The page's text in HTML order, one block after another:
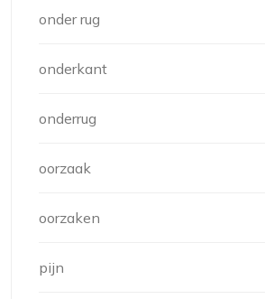
onder rug
onderkant
onderrug
oorzaak
oorzaken
pijn